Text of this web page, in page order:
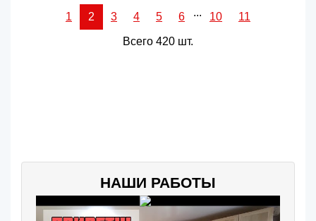
1 2 3 4 5 6 ... 10 11
Всего 420 шт.
НАШИ РАБОТЫ